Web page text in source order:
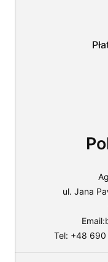
ul. Jana
Email:
Tel: +48